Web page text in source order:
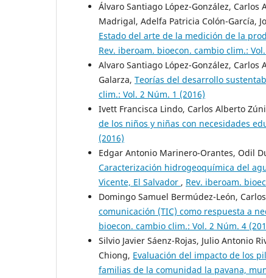
Álvaro Santiago López-González,
Madrigal, Adelfa Patricia Colón-García,
Estado del arte de la medición de la
Rev. iberoam. bioecon. cambio clim.:
Alvaro Santiago López-González, Carlos
Galarza, Teorías del desarrollo
clim.: Vol. 2 Núm. 1 (2016)
Ivett Francisca Lindo, Carlos Alberto
de los niños y niñas con necesidades
(2016)
Edgar Antonio Marinero-Orantes, Odil
Caracterización hidrogeoquímica del
Vicente, El Salvador , Rev. iberoam.
Domingo Samuel Bermúdez-León,
comunicación (TIC) como respuesta a
bioecon. cambio clim.: Vol. 2 Núm. 4
Silvio Javier Sáenz-Rojas, Julio Antonio
Chiong, Evaluación del impacto de los
familias de la comunidad la pavana,